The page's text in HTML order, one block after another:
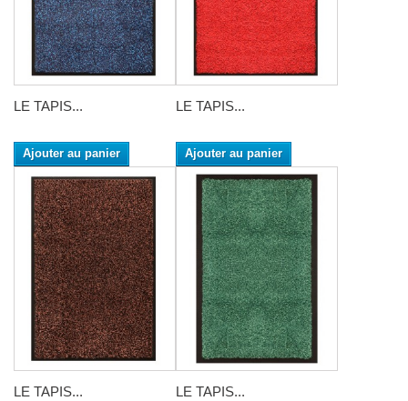
LE TAPIS...
Ajouter au panier
LE TAPIS...
Ajouter au panier
LE TAPIS... LE TAPIS...